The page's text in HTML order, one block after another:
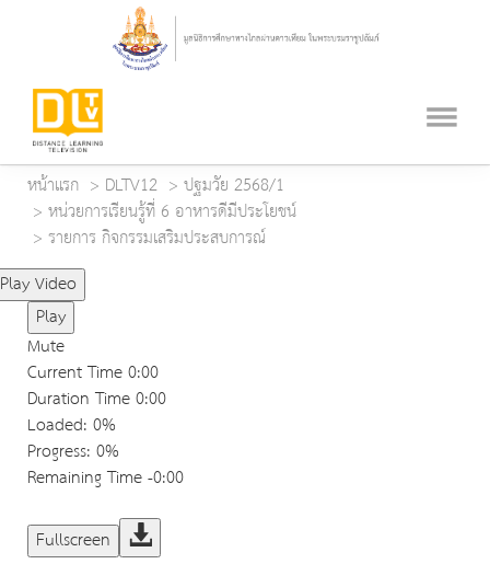
หน้าแรก DLTV12
ปฐมวัย 2568/1
หน่วยการเรียนรู้ที่ 6 อาหารดีมีประโยชน์
รายการ กิจกรรมเสริมประสบการณ์
Play Video
Play
Mute
Current Time0:00
Duration Time0:00
Loaded: 0%
Progress: 0%
Remaining Time-0:00
Fullscreen